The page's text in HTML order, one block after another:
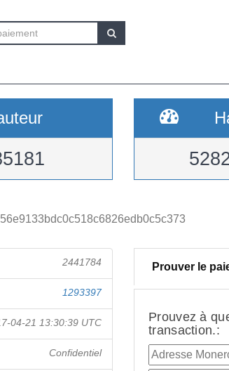
2441784
1293397
04-21 13:30:39 UTC
Confidentiel
Prouver le
Prouvez à
transaction.: